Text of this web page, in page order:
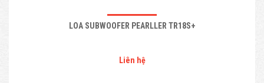
LOA SUBWOOFER PEARLLER TR18S+
Liên hệ